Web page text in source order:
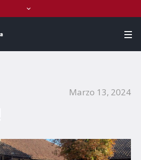
Marzo 13, 2024